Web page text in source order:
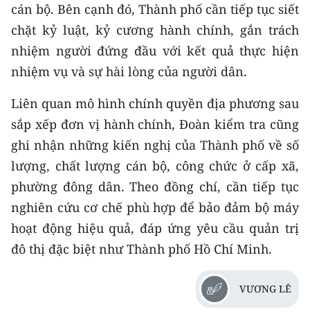
cán bộ. Bên cạnh đó, Thành phố cần tiếp tục siết
chặt kỷ luật, kỷ cương hành chính, gắn trách
nhiệm người đứng đầu với kết quả thực hiện
nhiệm vụ và sự hài lòng của người dân.
Liên quan mô hình chính quyền địa phương sau
sắp xếp đơn vị hành chính, Đoàn kiểm tra cũng
ghi nhận những kiến nghị của Thành phố về số
lượng, chất lượng cán bộ, công chức ở cấp xã,
phường đông dân. Theo đồng chí, cần tiếp tục
nghiên cứu cơ chế phù hợp để bảo đảm bộ máy
hoạt động hiệu quả, đáp ứng yêu cầu quản trị
đô thị đặc biệt như Thành phố Hồ Chí Minh.
VƯƠNG LÊ